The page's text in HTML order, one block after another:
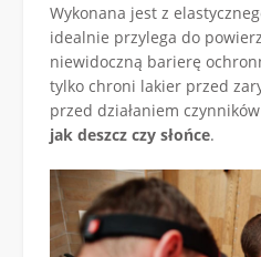
Wykonana jest z
idealnie przylega do
niewidoczną barierę
tylko chroni lakier przed
przed działaniem
jak deszcz czy słońce.